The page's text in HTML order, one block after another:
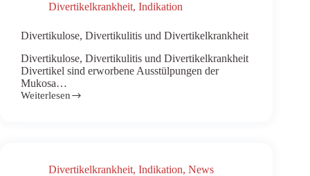
Divertikelkrankheit, Indikation
Divertikulose, Divertikulitis und Divertikelkrankheit
Divertikulose, Divertikulitis und Divertikelkrankheit
Divertikel sind erworbene Ausstülpungen der
Mukosa…
Weiterlesen
Divertikulose,
Divertikelkrankheit, Indikation, News